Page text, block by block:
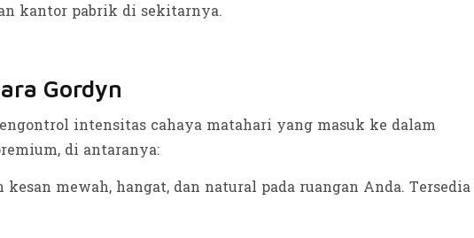
kantor pabrik di sekitarnya.
Gordyn
intensitas cahaya matahari yang masuk ke dalam
di antaranya:
mewah, hangat, dan natural pada ruangan Anda. Tersedia